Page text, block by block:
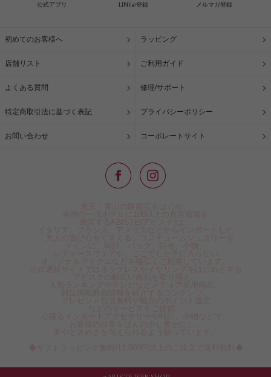
公式アプリ LINE@登録 メルマガ登録
初めてのお客様へ ラッピング
店舗リスト ご利用ガイド
よくある質問 修理/サポート
特定商取引法に基づく表記 プライバシーポリシー
お問い合わせ コーポレートサイト